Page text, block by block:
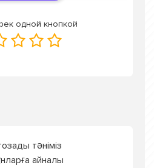
одной кнопкой
тәніміз
айналы